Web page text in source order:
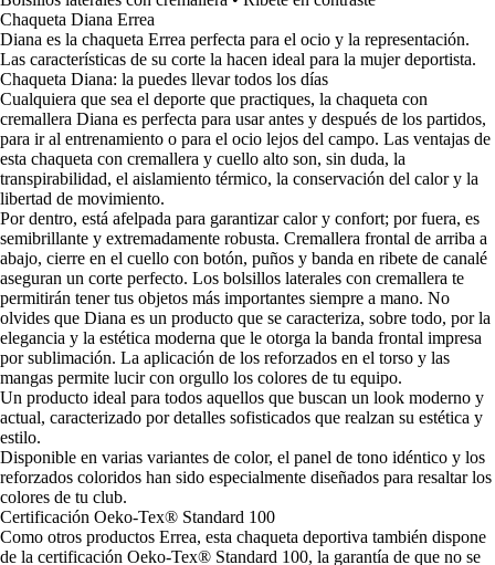
Chaqueta Diana Errea
Diana es la chaqueta Errea perfecta para el ocio y la representación.
Las características de su corte la hacen ideal para la mujer deportista.
Chaqueta Diana: la puedes llevar todos los días
Cualquiera que sea el deporte que practiques, la chaqueta con
cremallera Diana es perfecta para usar antes y después de los partidos,
para ir al entrenamiento o para el ocio lejos del campo. Las ventajas de
esta chaqueta con cremallera y cuello alto son, sin duda, la
transpirabilidad, el aislamiento térmico, la conservación del calor y la
libertad de movimiento.
Por dentro, está afelpada para garantizar calor y confort; por fuera, es
semibrillante y extremadamente robusta. Cremallera frontal de arriba a
abajo, cierre en el cuello con botón, puños y banda en ribete de canalé
aseguran un corte perfecto. Los bolsillos laterales con cremallera te
permitirán tener tus objetos más importantes siempre a mano. No
olvides que Diana es un producto que se caracteriza, sobre todo, por la
elegancia y la estética moderna que le otorga la banda frontal impresa
por sublimación. La aplicación de los reforzados en el torso y las
mangas permite lucir con orgullo los colores de tu equipo.
Un producto ideal para todos aquellos que buscan un look moderno y
actual, caracterizado por detalles sofisticados que realzan su estética y
estilo.
Disponible en varias variantes de color, el panel de tono idéntico y los
reforzados coloridos han sido especialmente diseñados para resaltar los
colores de tu club.
Certificación Oeko-Tex® Standard 100
Como otros productos Errea, esta chaqueta deportiva también dispone
de la certificación Oeko-Tex® Standard 100, la garantía de que no se